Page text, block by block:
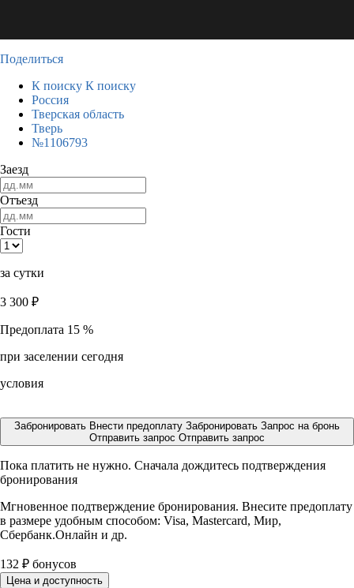
Поделиться
К поиску К поиску
Россия
Тверская область
Тверь
№1106793
Заезд
Отъезд
Гости
за сутки
3 300 ₽
Предоплата 15 %
при заселении сегодня
условия
Забронировать Внести предоплату Забронировать Запрос на бронь
Отправить запрос Отправить запрос
Пока платить не нужно. Сначала дождитесь подтверждения
бронирования
Мгновенное подтверждение бронирования. Внесите предоплату
в размере удобным способом: Visa, Mastercard, Мир,
Сбербанк.Онлайн и др.
132 ₽ бонусов
Цена и доступность